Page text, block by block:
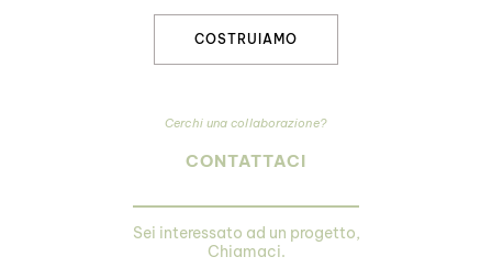
COSTRUIAMO
Cerchi una collaborazione?
CONTATTACI
Sei interessato ad un progetto,
Chiamaci.